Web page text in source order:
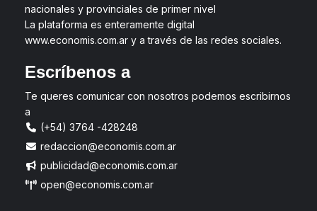
nacionales y provinciales de primer nivel
La plataforma es enteramente digital
www.economis.com.ar y a través de las redes sociales.
Escríbenos a
Te queres comunicar con nosotros podemos escribirnos
a
(+54) 3764 -428248
redaccion@economis.com.ar
publicidad@economis.com.ar
open@economis.com.ar